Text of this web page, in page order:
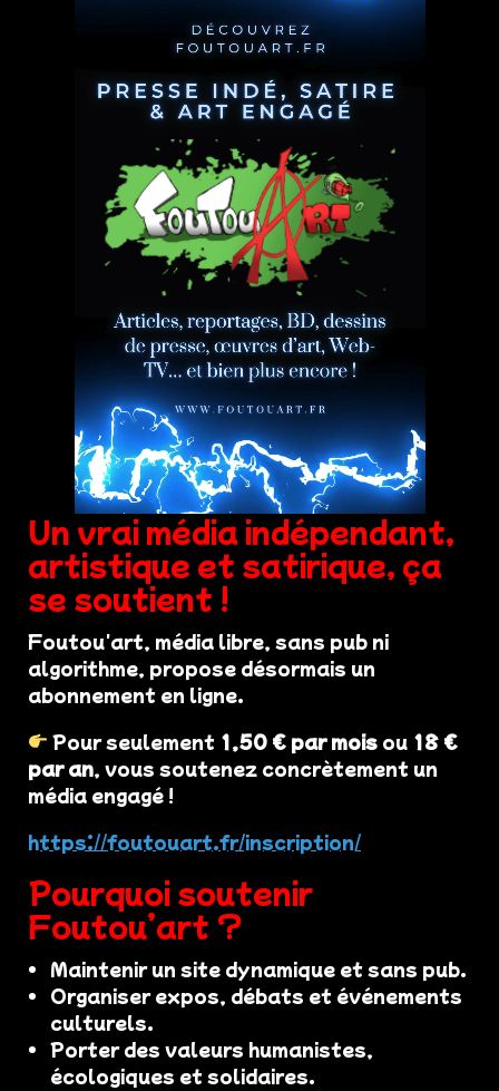
Un vrai média indépendant,
artistique et satirique, ça
se soutient !
Foutou'art, média libre, sans pub ni
algorithme, propose désormais un
abonnement en ligne.
Pour seulement 1,50 € par mois ou 18 €
par an, vous soutenez concrètement un
média engagé !
https://foutouart.fr/inscription/
Pourquoi soutenir
Foutou’art ?
Maintenir un site dynamique et sans pub.
Organiser expos, débats et événements
culturels.
Porter des valeurs humanistes,
écologiques et solidaires.